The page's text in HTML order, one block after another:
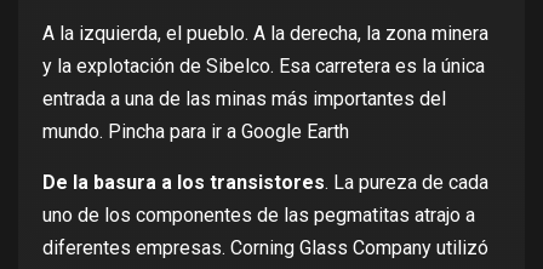
A la izquierda, el pueblo. A la derecha, la zona minera
y la explotación de Sibelco. Esa carretera es la única
entrada a una de las minas más importantes del
mundo. Pincha para ir a Google Earth
De la basura a los transistores. La pureza de cada
uno de los componentes de las pegmatitas atrajo a
diferentes empresas. Corning Glass Company utilizó